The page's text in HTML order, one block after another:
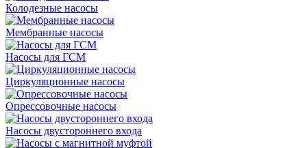
Колодезные насосы
Мембранные насосы
Насосы для ГСМ
Циркуляционные насосы
Опрессовочные насосы
Насосы двустороннего входа